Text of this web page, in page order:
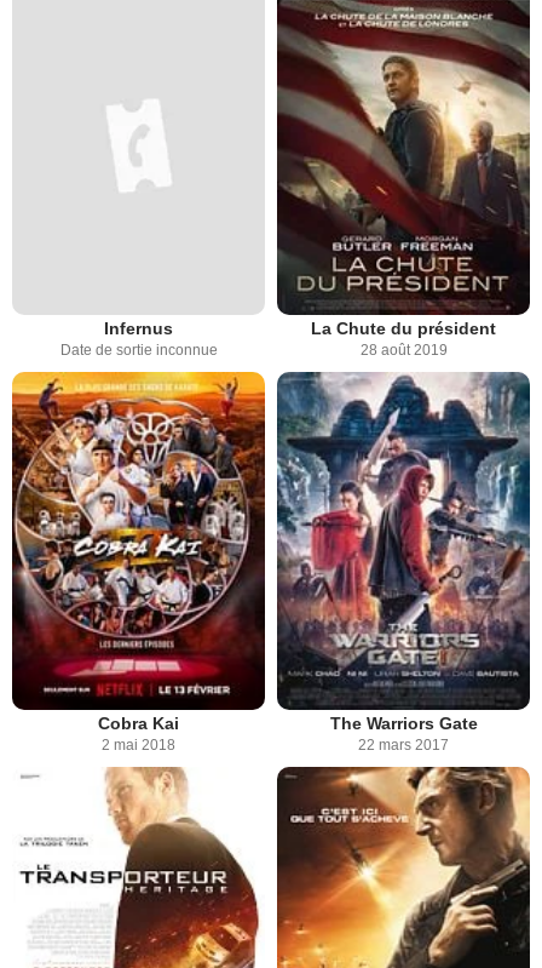
Infernus
Date de sortie inconnue
La Chute du président
28 août 2019
Cobra Kai
2 mai 2018
The Warriors Gate
22 mars 2017